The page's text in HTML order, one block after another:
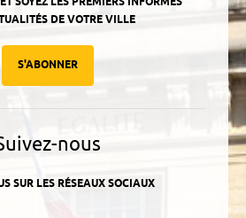
DE VOTRE VILLE
S'ABONNER
nous
SUR LES RÉSEAUX SOCIAUX